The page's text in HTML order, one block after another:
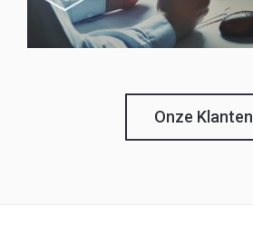
Onze Klanten